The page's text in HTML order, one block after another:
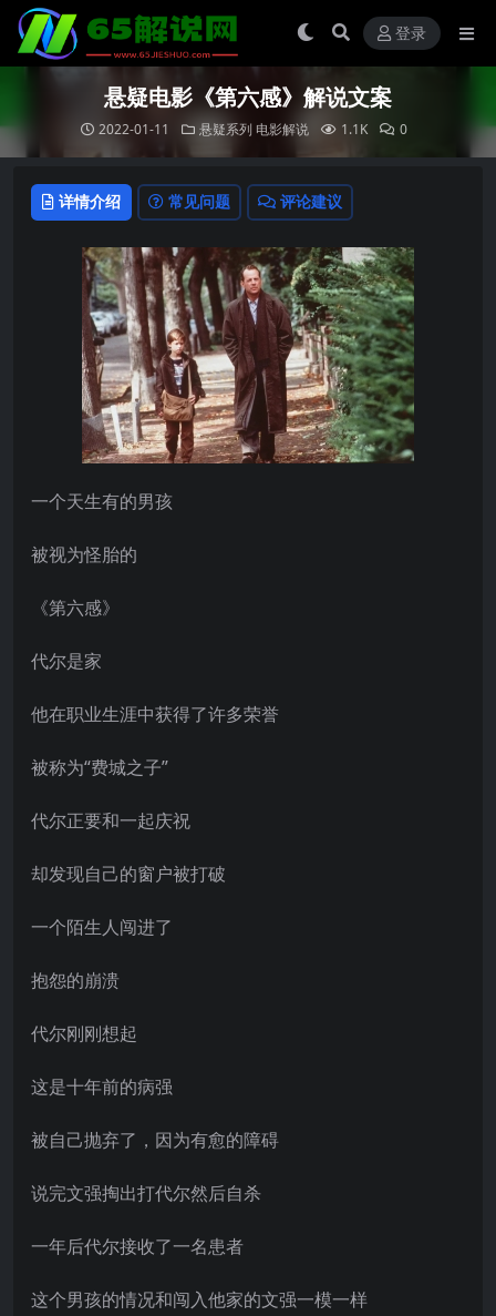
登录
悬疑电影《第六感》解说文案
2022-01-11 悬疑系列 电影解说 1.1K 0
详情介绍 常见问题 评论建议
一个天生有的男孩
被视为怪胎的
《第六感》
代尔是家
他在职业生涯中获得了许多荣誉
被称为“费城之子”
代尔正要和一起庆祝
却发现自己的窗户被打破
一个陌生人闯进了
抱怨的崩溃
代尔刚刚想起
这是十年前的病强
被自己抛弃了，因为有愈的障碍
说完文强掏出打代尔然后自杀
一年后代尔接收了一名患者
这个男孩的情况和闯入他家的文强一模一样